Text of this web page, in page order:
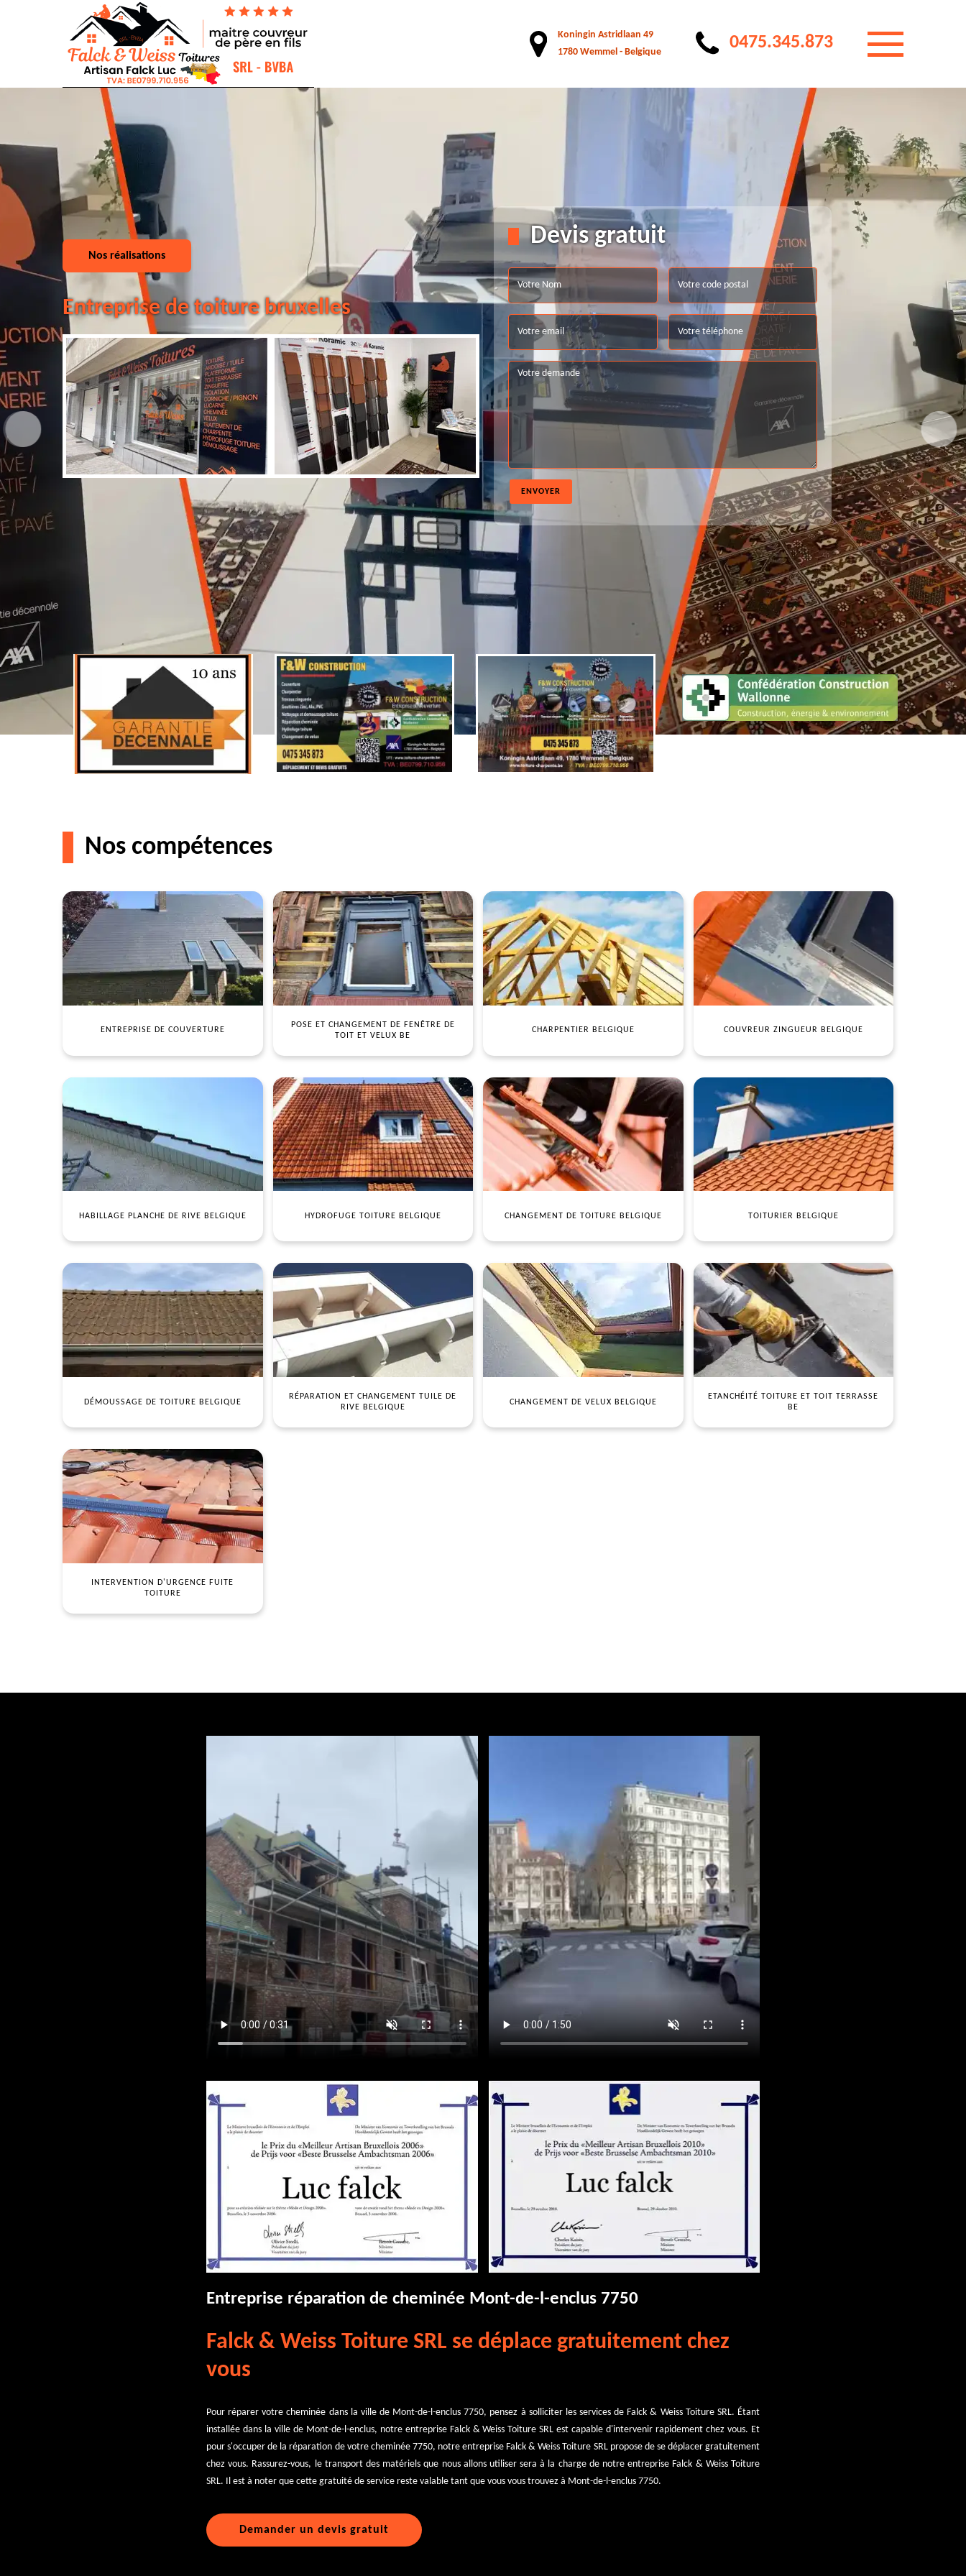
Koningin Astridlaan 49
1780 Wemmel - Belgique
0475.345.873
Nos réalisations
Entreprise de toiture bruxelles
Devis gratuit
Nos compétences
ENTREPRISE DE COUVERTURE
POSE ET CHANGEMENT DE FENÊTRE DE
TOIT ET VELUX BE
CHARPENTIER BELGIQUE COUVREUR ZINGUEUR BELGIQUE
HABILLAGE PLANCHE DE RIVE BELGIQUE HYDROFUGE TOITURE BELGIQUE CHANGEMENT DE TOITURE BELGIQUE TOITURIER BELGIQUE
DÉMOUSSAGE DE TOITURE BELGIQUE
RÉPARATION ET CHANGEMENT TUILE DE
RIVE BELGIQUE
CHANGEMENT DE VELUX BELGIQUE
ETANCHÉITÉ TOITURE ET TOIT TERRASSE
BE
INTERVENTION D'URGENCE FUITE
TOITURE
Entreprise réparation de cheminée Mont-de-l-enclus 7750
Falck & Weiss Toiture SRL se déplace gratuitement chez
vous
Pour réparer votre cheminée dans la ville de Mont-de-l-enclus 7750, pensez à solliciter les services de Falck & Weiss Toiture SRL. Étant
installée dans la ville de Mont-de-l-enclus, notre entreprise Falck & Weiss Toiture SRL est capable d'intervenir rapidement chez vous. Et
pour s'occuper de la réparation de votre cheminée 7750, notre entreprise Falck & Weiss Toiture SRL propose de se déplacer gratuitement
chez vous. Rassurez-vous, le transport des matériels que nous allons utiliser sera à la charge de notre entreprise Falck & Weiss Toiture
SRL. Il est à noter que cette gratuité de service reste valable tant que vous vous trouvez à Mont-de-l-enclus 7750.
Demander un devis gratuit